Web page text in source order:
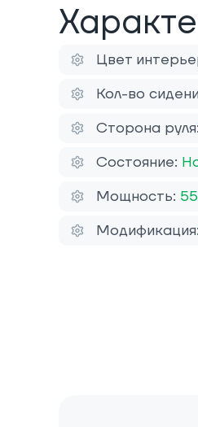
Цвет
Кол-во
Сторона руля:
Состояние:
Мощность:
Модификация: